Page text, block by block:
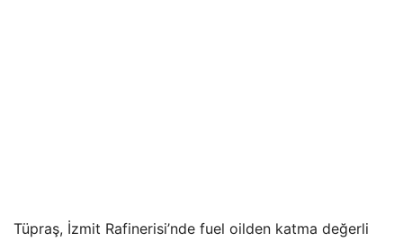
Tüpraş, İzmit Rafinerisi’nde fuel oilden katma değerli